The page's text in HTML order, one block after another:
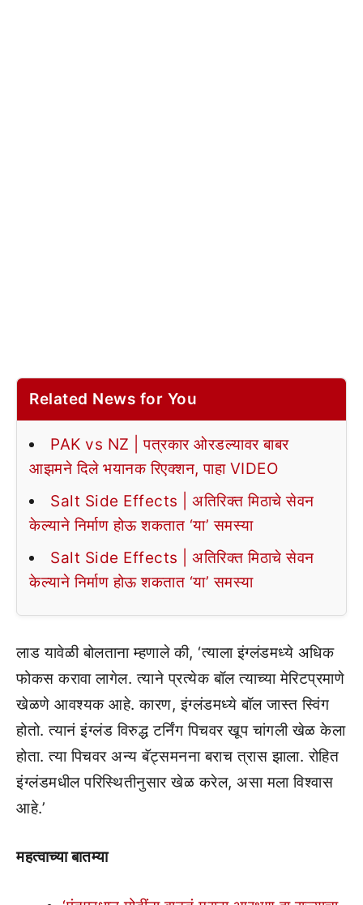
Related News for You
PAK vs NZ | पत्रकार ओरडल्यावर बाबर
आझमने दिले भयानक रिएक्शन, पाहा VIDEO
Salt Side Effects | अतिरिक्त मिठाचे सेवन
केल्याने निर्माण होऊ शकतात ‘या’ समस्या
Salt Side Effects | अतिरिक्त मिठाचे सेवन
केल्याने निर्माण होऊ शकतात ‘या’ समस्या
लाड यावेळी बोलताना म्हणाले की, ‘त्याला इंग्लंडमध्ये अधिक
फोकस करावा लागेल. त्याने प्रत्येक बॉल त्याच्या मेरिटप्रमाणे
खेळणे आवश्यक आहे. कारण, इंग्लंडमध्ये बॉल जास्त स्विंग
होतो. त्यानं इंग्लंड विरुद्ध टर्निंग पिचवर खूप चांगली खेळ केला
होता. त्या पिचवर अन्य बॅट्समनना बराच त्रास झाला. रोहित
इंग्लंडमधील परिस्थितीनुसार खेळ करेल, असा मला विश्वास
आहे.’
महत्वाच्या बातम्या